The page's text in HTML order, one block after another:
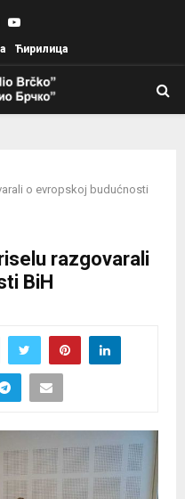
Youtube
Ћирилица
o evropskoj budućnosti
razgovarali
BiH